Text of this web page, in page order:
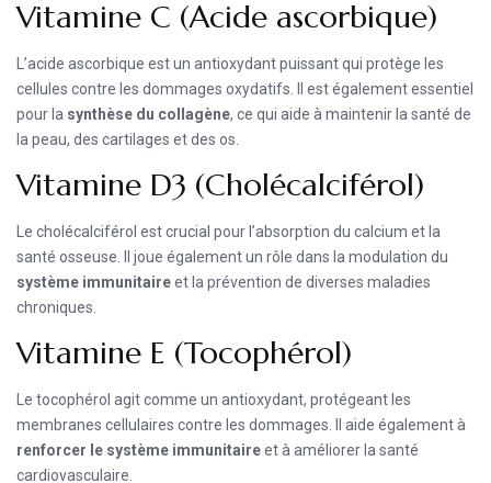
Vitamine C (Acide ascorbique)
L’acide ascorbique est un antioxydant puissant qui protège les
cellules contre les dommages oxydatifs. Il est également essentiel
pour la synthèse du collagène, ce qui aide à maintenir la santé de
la peau, des cartilages et des os.
Vitamine D3 (Cholécalciférol)
Le cholécalciférol est crucial pour l’absorption du calcium et la
santé osseuse. Il joue également un rôle dans la modulation du
système immunitaireet la prévention de diverses maladies
chroniques.
Vitamine E (Tocophérol)
Le tocophérol agit comme un antioxydant, protégeant les
membranes cellulaires contre les dommages. Il aide également à
renforcer le système immunitaireet à améliorer la santé
cardiovasculaire.